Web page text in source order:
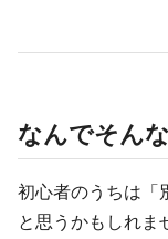
なんでそん
初心者のうちは「
と思うかもしれま